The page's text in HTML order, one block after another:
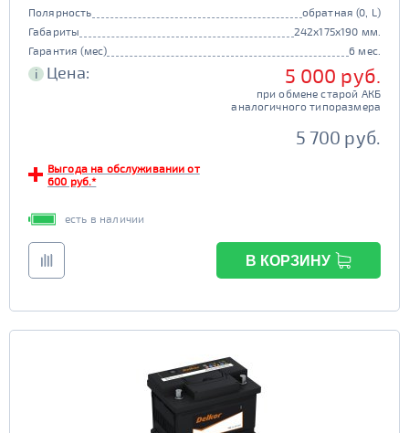
Полярность
обратная (0, L)
Габариты
242x175x190 мм.
Гарантия (мес)
6 мес.
i Цена: 5 000 руб.
при обмене старой АКБ
аналогичного типоразмера
5 700 руб.
Выгода на обслуживании от
600 руб.*
есть в наличии
В КОРЗИНУ